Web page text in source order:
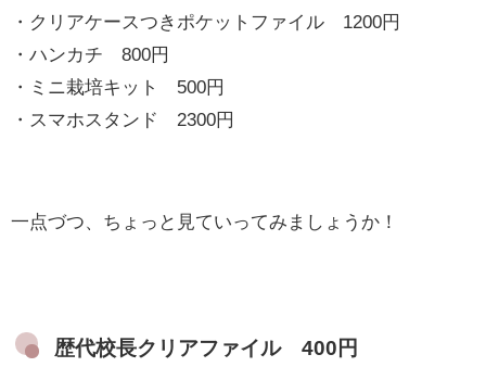
・クリアケースつきポケットファイル 1200円
・ハンカチ 800円
・ミニ栽培キット 500円
・スマホスタンド 2300円
一点づつ、ちょっと見ていってみましょうか！
歴代校長クリアファイル 400円